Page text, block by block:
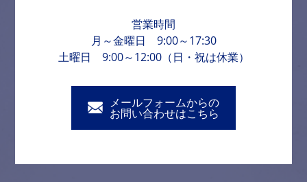
営業時間
月～金曜日 9:00～17:30
土曜日 9:00～12:00（日・祝は休業）
メールフォームからの
お問い合わせはこちら